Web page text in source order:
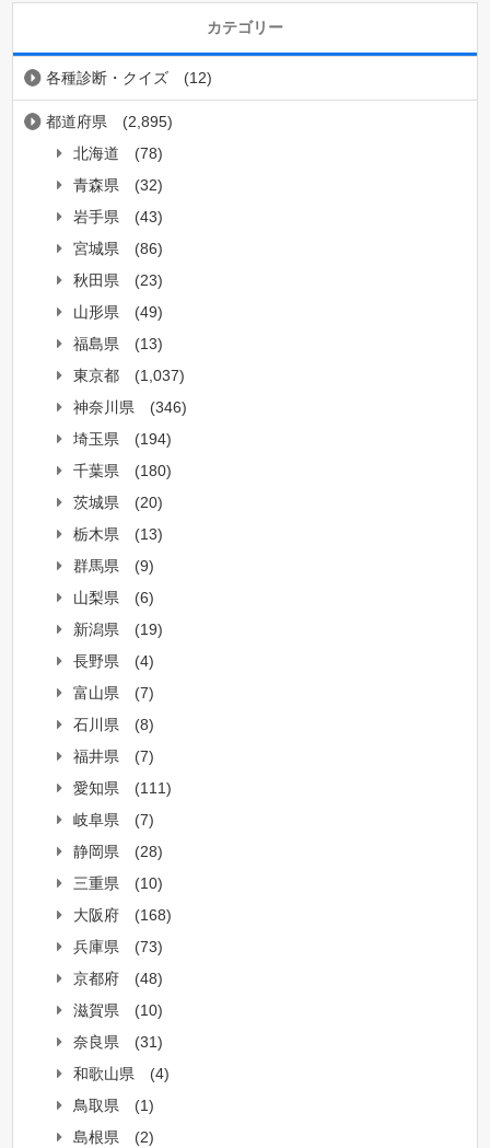
カテゴリー
各種診断・クイズ (12)
都道府県
(2,895)
北海道
(78)
青森県
(32)
岩手県
(43)
宮城県
(86)
秋田県
(23)
山形県
(49)
福島県
(13)
東京都
(1,037)
神奈川県
(346)
埼玉県
(194)
千葉県
(180)
茨城県
(20)
栃木県
(13)
群馬県
(9)
山梨県
(6)
新潟県
(19)
長野県
(4)
富山県
(7)
石川県
(8)
福井県
(7)
愛知県
(111)
岐阜県
(7)
静岡県
(28)
三重県
(10)
大阪府
(168)
兵庫県
(73)
京都府
(48)
滋賀県
(10)
奈良県
(31)
和歌山県
(4)
鳥取県
(1)
島根県
(2)